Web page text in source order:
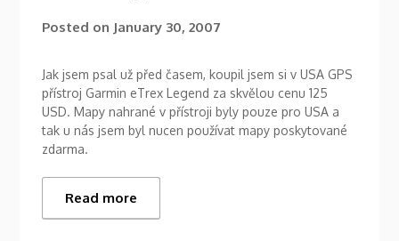
Posted on January 30, 2007
Jak jsem psal už před časem, koupil jsem si v USA GPS
přístroj Garmin eTrex Legend za skvělou cenu 125
USD. Mapy nahrané v přístroji byly pouze pro USA a
tak u nás jsem byl nucen používat mapy poskytované
zdarma.
Read more